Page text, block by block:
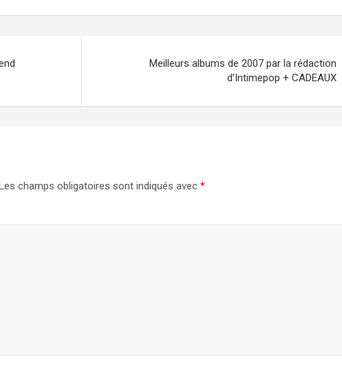
Meilleurs albums de 2007 par la rédaction
d’Intimepop + CADEAUX
champs obligatoires sont indiqués avec *